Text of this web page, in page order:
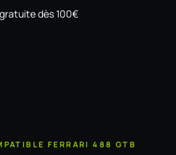
dès 100€
FERRARI 488 GTB